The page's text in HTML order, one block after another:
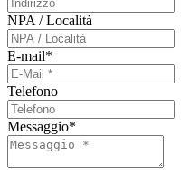
NPA / Località
E-mail*
Telefono
Messaggio*